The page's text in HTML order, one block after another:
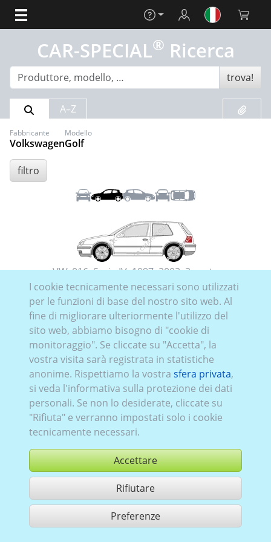
Aiuto Login Carrello
CAR-SPECIAL® Ricerca
trova!
Risultato della ricerca
A–Z
Fabbricante
Volkswagen
Modello
Golf
filtro
Anteriore
SinistraDestraPosteriore
Tetto
VW_016:Serie IV,1997–2003,3 porte
comprare
condividi 1 risultati di ricerca
I cookie tecnicamente necessari sono utilizzati
per le funzioni di base del nostro sito web. Al
fine di migliorare ulteriormente l'utilizzo del
sito web, abbiamo bisogno di "cookie di
monitoraggio". Se cliccate su "Accetta", la
vostra visita sarà registrata in statistiche
anonime. Rispettiamo la vostra sfera privata,
si veda l'informativa sulla protezione dei dati
personali. Se non lo desiderate, cliccate su
"Rifiuta" e verranno impostati solo i cookie
tecnicamente necessari.
Accettare
Rifiutare
Preferenze